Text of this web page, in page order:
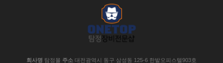
회사명 탐정몰 주소 대전광역시 동구 삼성동 125-6 한밭오피스텔903호